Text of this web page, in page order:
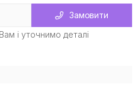
Замовити
і уточнимо деталі